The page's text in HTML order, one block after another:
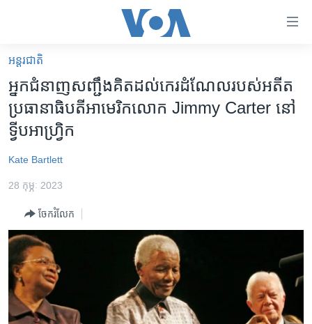
គេហទំព័រ​
ទាក់ទង
រំលង​
និង​
ចូល​
ទំព័រ​
ព័ត៌មាន​​
រំលង​
និង​
ចូល​
ទំព័រ​
រចនា
អន្តរជាតិ
អាមេរិក
ព្រឹត្តិការណ៍ព័ត៌មាន
ទូរទស្សន៍ / វីដេអូ​
វិទ្យុ / ផតខាសថ៍
កម្មវិធីទាំងអស់
អន្តរជាតិ
អ្នកជំនាញ​សញ្ជឹង​គិត​ដល់​កេរដំណែល​របស់​អតីត​
ប្រធានាធិបតី​អាមេរិក​លោក Jimmy Carter នៅ​
ទ្វីប​អាហ្វ្រិក
Kate Bartlett
28 កុម្ភៈ 2023
ចែករំលែក